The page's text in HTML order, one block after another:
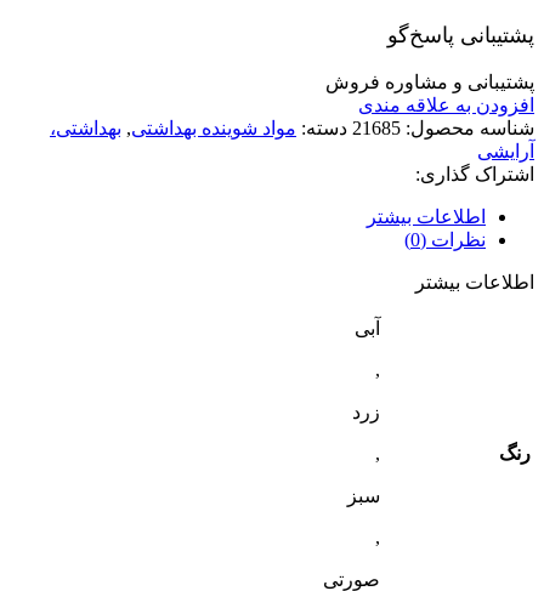
پشتیبانی پاسخ‌گو
پشتیبانی و مشاوره فروش
افزودن به علاقه مندی
شناسه محصول: 21685 دسته: مواد شوینده بهداشتی, بهداشتی،
آرایشی
اشتراک گذاری:
اطلاعات بیشتر
نظرات (0)
اطلاعات بیشتر
رنگ
آبی
,
زرد
,
سبز
,
صورتی